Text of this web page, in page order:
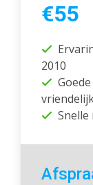
€55
2010